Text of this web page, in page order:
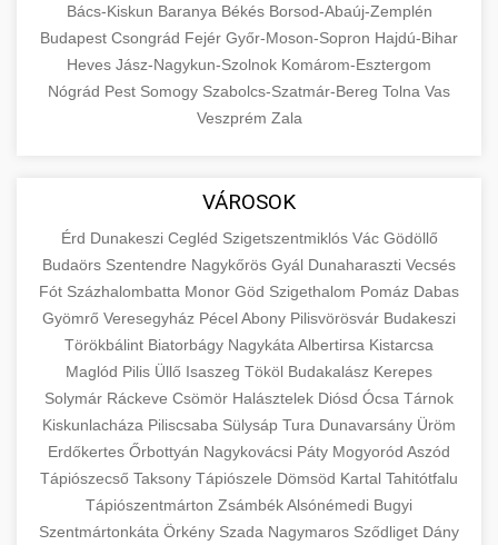
digital agency services
View Top Models e-scooter reviews
High-quality backlink acquisition services to
boost your website's authority and search
engine rankings. White-hat techniques only.
📦 5. termékek és
szolgáltatások
+
economics and business. Learn about product
types and service categories.
en.wikipedia.org economic concepts
💶 6. eus pénzek
🚀 8. seo ügynökség +
Expert search engine optimization services to
improve your website's visibility and organic
traffic. Technical SEO, content optimization,
and more.
onlinemarketing101.biz
search optimization experts
💎 9. mellplasztika +
Professional breast augmentation services
with experienced surgeons. Learn about
procedures, recovery, and consultation options
for cosmetic enhancement.
szeptest.com cosmetic breast surgery
✨ 10. hasplasztika +
Expert tummy tuck procedures to achieve a
flatter, more toned abdomen. Consultation
👁️ szemhejplasztika +
Bács-Kiskun Baranya Békés Borsod-Abaúj-Zemplén
Budapest Csongrád Fejér Győr-Moson-Sopron Hajdú-Bihar
Heves Jász-Nagykun-Szolnok Komárom-Esztergom
Nógrád Pest Somogy Szabolcs-Szatmár-Bereg Tolna Vas
Veszprém Zala
VÁROSOK
Érd Dunakeszi Cegléd Szigetszentmiklós Vác Gödöllő
Budaörs Szentendre Nagykőrös Gyál Dunaharaszti Vecsés
Fót Százhalombatta Monor Göd Szigethalom Pomáz Dabas
Gyömrő Veresegyház PécelAbony Pilisvörösvár Budakeszi
Törökbálint Biatorbágy Nagykáta Albertirsa Kistarcsa
Maglód Pilis Üllő Isaszeg Tököl Budakalász Kerepes
Solymár Ráckeve Csömör Halásztelek Diósd Ócsa Tárnok
Kiskunlacháza Piliscsaba Sülysáp Tura Dunavarsány Üröm
Erdőkertes Őrbottyán Nagykovácsi Páty Mogyoród Aszód
Tápiószecső Taksony Tápiószele Dömsöd Kartal Tahitótfalu
Tápiószentmárton ZsámbékAlsónémedi Bugyi
Szentmártonkáta Örkény Szada Nagymaros Sződliget Dány